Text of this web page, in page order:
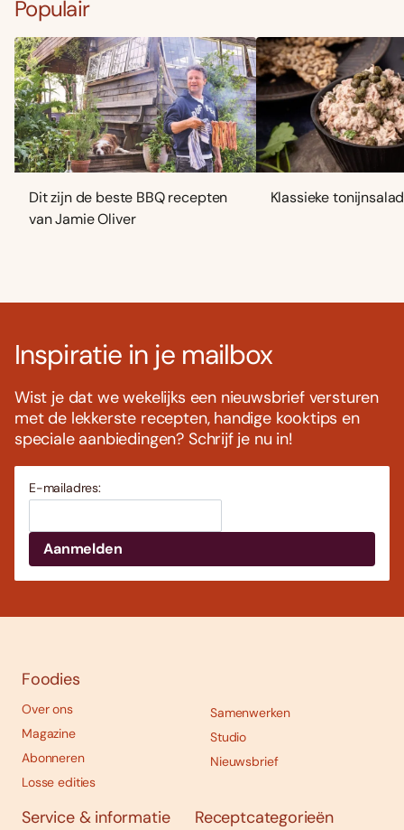
Populair
Dit zijn de beste BBQ recepten
van Jamie Oliver
Klassieke
Inspiratie in je mailbox
Wist je dat we wekelijks een nieuwsbrief versturen
met de lekkerste recepten, handige kooktips en
speciale aanbiedingen? Schrijf je nu in!
E-mailadres:
Foodies
Over ons
Magazine
Abonneren
Losse edities
Samenwerken
Studio
Nieuwsbrief
Service & informatie Receptcategorieën